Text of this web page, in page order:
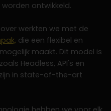
ontwikkeld.
werkten we met de
die een flexibel en
maakt. Dit model is
Headless, API's en
in state-of-the-art